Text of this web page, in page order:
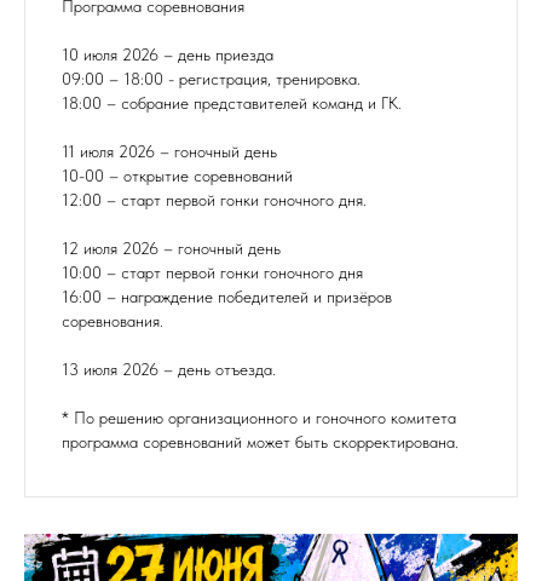
Программа соревнования
10 июля 2026 – день приезда
09:00 – 18:00 - регистрация, тренировка.
18:00 – собрание представителей команд и ГК.
11 июля 2026 – гоночный день
10-00 – открытие соревнований
12:00 – старт первой гонки гоночного дня.
12 июля 2026 – гоночный день
10:00 – старт первой гонки гоночного дня
16:00 – награждение победителей и призёров
соревнования.
13 июля 2026 – день отъезда.
* По решению организационного и гоночного комитета
программа соревнований может быть скорректирована.